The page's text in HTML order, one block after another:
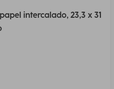
intercalado, 23,3 x 31